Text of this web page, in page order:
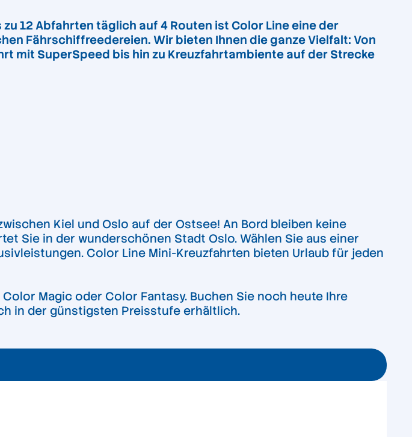
zu 12 Abfahrten täglich auf 4 Routen ist Color Line eine der
Fährschiffreedereien. Wir bieten Ihnen die ganze Vielfalt: Von
mit SuperSpeed bis hin zu Kreuzfahrtambiente auf der Strecke
Kiel und Oslo auf der Ostsee! An Bord bleiben keine
Sie in der wunderschönen Stadt Oslo. Wählen Sie aus einer
Color Line Mini-Kreuzfahrten bieten Urlaub für jeden
Magic oder Color Fantasy. Buchen Sie noch heute Ihre
in der günstigsten Preisstufe erhältlich.